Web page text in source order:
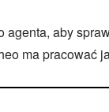
aby
ma pracować